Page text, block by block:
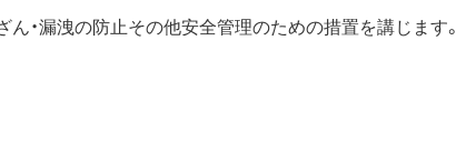
ん・漏洩の防止その他安全管理のための措置を講じます。